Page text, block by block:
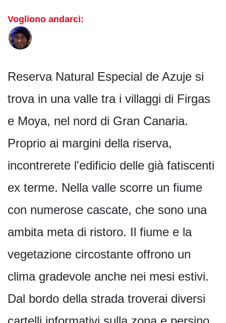
Vogliono andarci:
Reserva Natural Especial de Azuje si
trova in una valle tra i villaggi di Firgas
e Moya, nel nord di Gran Canaria.
Proprio ai margini della riserva,
incontrerete l'edificio delle già fatiscenti
ex terme. Nella valle scorre un fiume
con numerose cascate, che sono una
ambita meta di ristoro. Il fiume e la
vegetazione circostante offrono un
clima gradevole anche nei mesi estivi.
Dal bordo della strada troverai diversi